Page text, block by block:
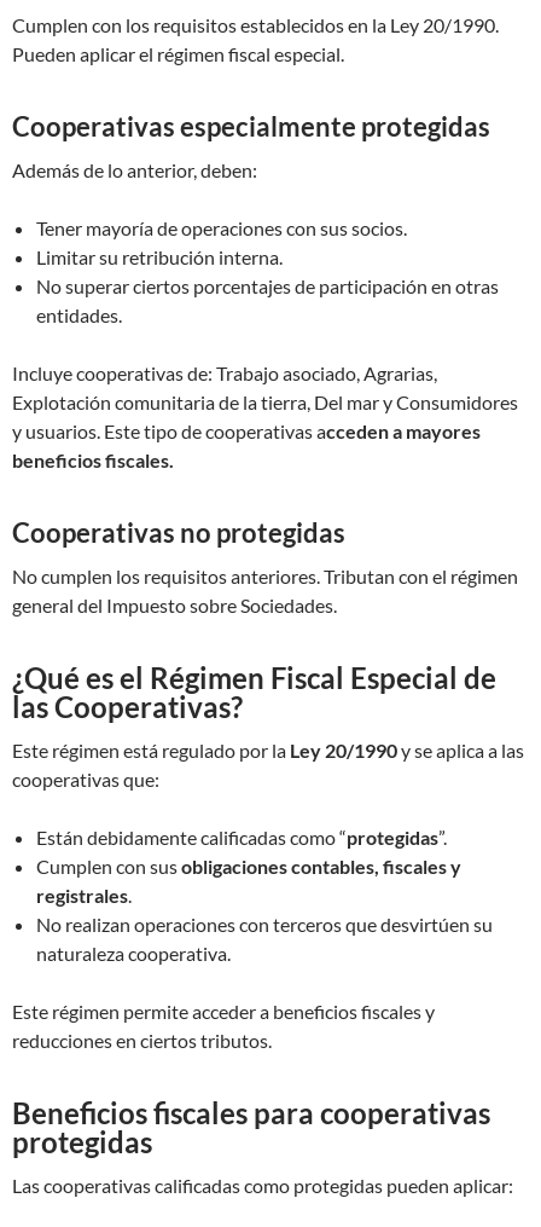
Cumplen con los requisitos establecidos en la Ley 20/1990.
Pueden aplicar el régimen fiscal especial.
Cooperativas especialmente protegidas
Además de lo anterior, deben:
Tener mayoría de operaciones con sus socios.
Limitar su retribución interna.
No superar ciertos porcentajes de participación en otras
entidades.
Incluye cooperativas de: Trabajo asociado, Agrarias,
Explotación comunitaria de la tierra, Del mar y Consumidores
y usuarios. Este tipo de cooperativas acceden a mayores
beneficios fiscales.
Cooperativas no protegidas
No cumplen los requisitos anteriores. Tributan con el régimen
general del Impuesto sobre Sociedades.
¿Qué es el Régimen Fiscal Especial de
las Cooperativas?
Este régimen está regulado por la Ley 20/1990y se aplica a las
cooperativas que:
Están debidamente calificadas como “protegidas”.
Cumplen con susobligaciones contables, fiscales y
registrales.
No realizan operaciones con terceros que desvirtúen su
naturaleza cooperativa.
Este régimen permite acceder a beneficios fiscales y
reducciones en ciertos tributos.
Beneficios fiscales para cooperativas
protegidas
Las cooperativas calificadas como protegidas pueden aplicar: